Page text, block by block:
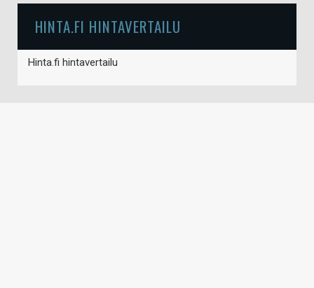
HINTA.FI HINTAVERTAILU
Hinta.fi hintavertailu